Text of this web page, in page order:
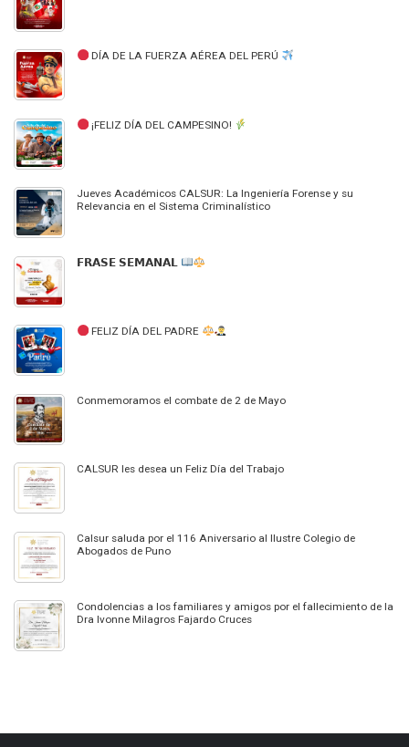
DÍA DE LA FUERZA AÉREA DEL PERÚ
¡FELIZ DÍA DEL CAMPESINO!
Jueves Académicos CALSUR: La Ingeniería Forense y su
Relevancia en el Sistema Criminalístico
𝗙𝗥𝗔𝗦𝗘 𝗦𝗘𝗠𝗔𝗡𝗔𝗟
FELIZ DÍA DEL PADRE
Conmemoramos el combate de 2 de Mayo
CALSUR les desea un Feliz Día del Trabajo
Calsur saluda por el 116 Aniversario al Ilustre Colegio de
Abogados de Puno
Condolencias a los familiares y amigos por el fallecimiento de la
Dra Ivonne Milagros Fajardo Cruces